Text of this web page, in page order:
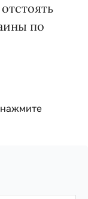
по